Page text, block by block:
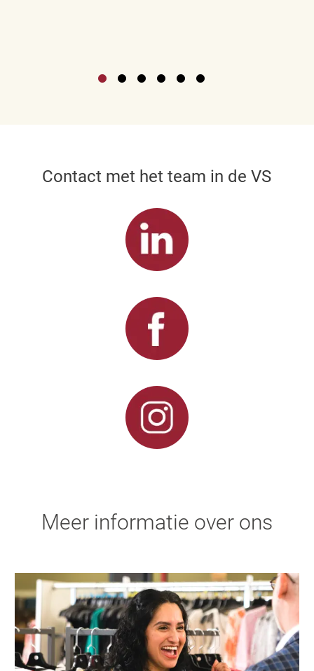
Contact met het team in de VS
Meer informatie over ons